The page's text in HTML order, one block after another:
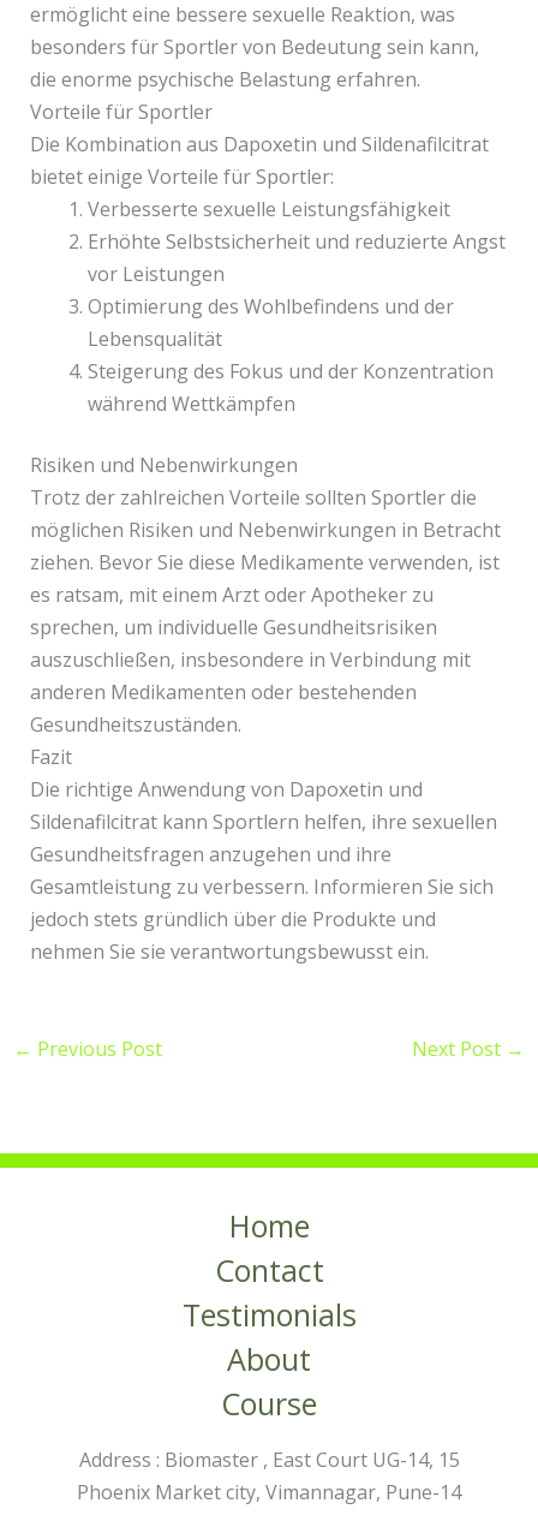
ermöglicht eine bessere sexuelle Reaktion, was
besonders für Sportler von Bedeutung sein kann,
die enorme psychische Belastung erfahren.
Vorteile für Sportler
Die Kombination aus Dapoxetin und Sildenafilcitrat
bietet einige Vorteile für Sportler:
Verbesserte sexuelle Leistungsfähigkeit
Erhöhte Selbstsicherheit und reduzierte Angst
vor Leistungen
Optimierung des Wohlbefindens und der
Lebensqualität
Steigerung des Fokus und der Konzentration
während Wettkämpfen
Risiken und Nebenwirkungen
Trotz der zahlreichen Vorteile sollten Sportler die
möglichen Risiken und Nebenwirkungen in Betracht
ziehen. Bevor Sie diese Medikamente verwenden, ist
es ratsam, mit einem Arzt oder Apotheker zu
sprechen, um individuelle Gesundheitsrisiken
auszuschließen, insbesondere in Verbindung mit
anderen Medikamenten oder bestehenden
Gesundheitszuständen.
Fazit
Die richtige Anwendung von Dapoxetin und
Sildenafilcitrat kann Sportlern helfen, ihre sexuellen
Gesundheitsfragen anzugehen und ihre
Gesamtleistung zu verbessern. Informieren Sie sich
jedoch stets gründlich über die Produkte und
nehmen Sie sie verantwortungsbewusst ein.
← Previous Post Next Post →
Home
Contact
Testimonials
About
Course
Address : Biomaster , East Court UG-14, 15
Phoenix Market city, Vimannagar, Pune-14